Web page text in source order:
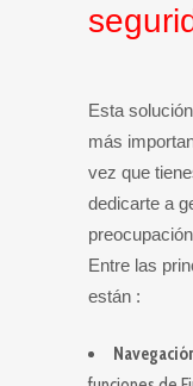
Esta
más
vez que
dedicarte a
Entre las
están :